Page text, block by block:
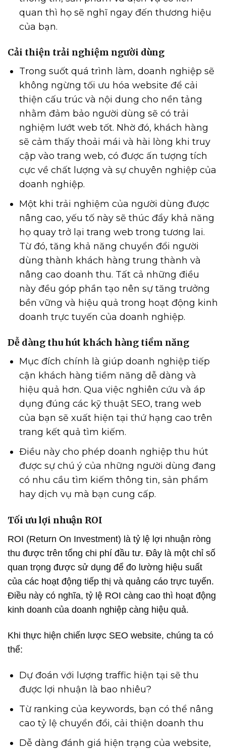
quan thì họ sẽ nghĩ ngay đến thương hiệu
của bạn.
Cải thiện trải nghiệm người dùng
Trong suốt quá trình làm, doanh nghiệp sẽ
không ngừng tối ưu hóa website để cải
thiện cấu trúc và nội dung cho nền tảng
nhằm đảm bảo người dùng sẽ có trải
nghiệm lướt web tốt. Nhờ đó, khách hàng
sẽ cảm thấy thoải mái và hài lòng khi truy
cập vào trang web, có được ấn tượng tích
cực về chất lượng và sự chuyên nghiệp của
doanh nghiệp.
Một khi trải nghiệm của người dùng được
nâng cao, yếu tố này sẽ thúc đẩy khả năng
họ quay trở lại trang web trong tương lai.
Từ đó, tăng khả năng chuyển đổi người
dùng thành khách hàng trung thành và
nâng cao doanh thu. Tất cả những điều
này đều góp phần tạo nên sự tăng trưởng
bền vững và hiệu quả trong hoạt động kinh
doanh trực tuyến của doanh nghiệp.
Dễ dàng thu hút khách hàng tiềm năng
Mục đích chính là giúp doanh nghiệp tiếp
cận khách hàng tiềm năng dễ dàng và
hiệu quả hơn. Qua việc nghiên cứu và áp
dụng đúng các kỹ thuật SEO, trang web
của bạn sẽ xuất hiện tại thứ hạng cao trên
trang kết quả tìm kiếm.
Điều này cho phép doanh nghiệp thu hút
được sự chú ý của những người dùng đang
có nhu cầu tìm kiếm thông tin, sản phẩm
hay dịch vụ mà bạn cung cấp.
Tối ưu lợi nhuận ROI
ROI (Return On Investment) là tỷ lệ lợi nhuận ròng
thu được trên tổng chi phí đầu tư. Đây là một chỉ số
quan trọng được sử dụng để đo lường hiệu suất
của các hoạt động tiếp thị và quảng cáo trực tuyến.
Điều này có nghĩa, tỷ lệ ROI càng cao thì hoạt động
kinh doanh của doanh nghiệp càng hiệu quả.
Khi thực hiện chiến lược SEO website, chúng ta có
thể:
Dự đoán với lượng traffic hiện tại sẽ thu
được lợi nhuận là bao nhiêu?
Từ ranking của keywords, bạn có thể nâng
cao tỷ lệ chuyển đổi, cải thiện doanh thu
Dễ dàng đánh giá hiện trạng của website,